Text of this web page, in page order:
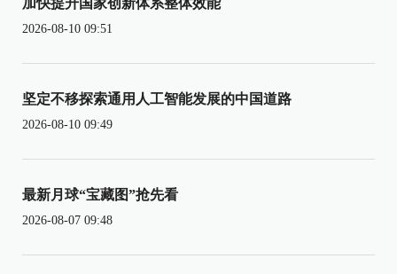
2026-08-10 09:51
坚定不移探索通用人工智能发展的中国道路
2026-08-10 09:49
最新月球“宝藏图”抢先看
2026-08-07 09:48